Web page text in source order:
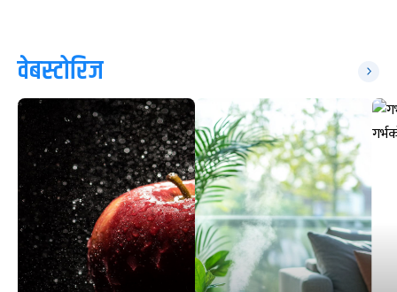
वेबस्टोरिज